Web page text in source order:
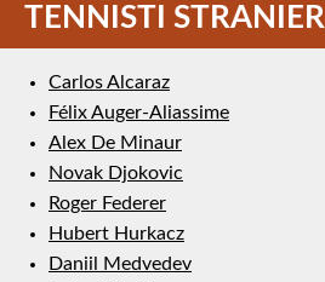
TENNISTI STRANIERI
Carlos Alcaraz
Félix Auger-Aliassime
Alex De Minaur
Novak Djokovic
Roger Federer
Hubert Hurkacz
Daniil Medvedev